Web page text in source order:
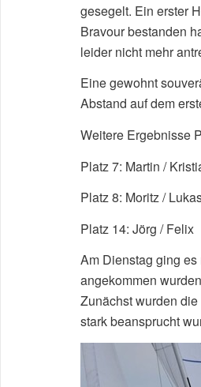
gesegelt. Ein erster
Bravour bestanden
leider nicht mehr
Eine gewohnt
Abstand auf dem
Weitere Ergebnisse
Platz 7: Martin /
Platz 8: Moritz /
Platz 14: Jörg / Felix
Am Dienstag ging
angekommen
Zunächst wurden
stark beansprucht